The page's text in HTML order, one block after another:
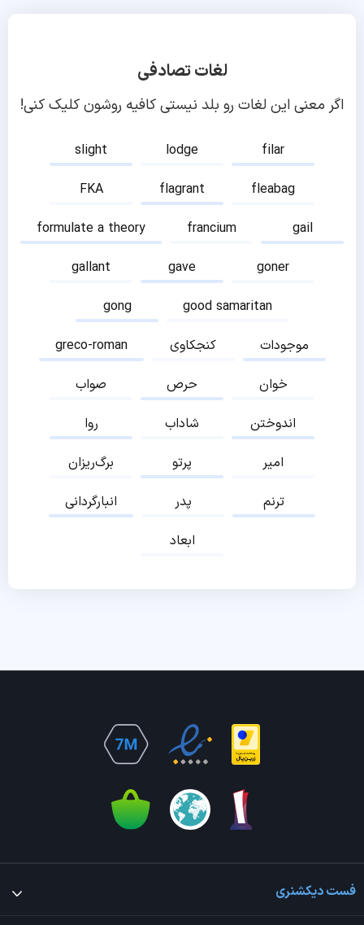
لغات تصادفی
اگر معنی این لغات رو بلد نیستی کافیه روشون کلیک کنی!
slight lodge
filar
FKA
flagrant
fleabag
formulate a theory
francium
gail
gallant
gave
goner
gong
good samaritan
greco-roman
کنجکاوی
موجودات
صواب
حرص
خوان
روا
شاداب
اندوختن
برگ‌ریزان
پرتو
امیر
انبارگردانی
پدر
ترنم
ابعاد
فست دیکشنری